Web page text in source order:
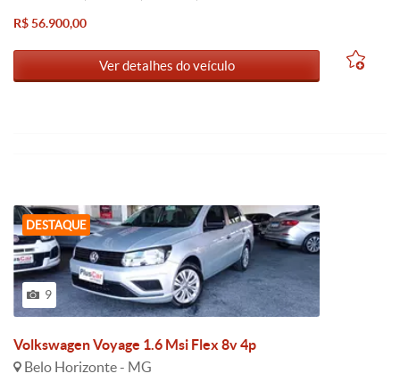
R$ 56.900,00
Ver detalhes do veículo
DESTAQUE
9
Volkswagen Voyage 1.6 Msi Flex 8v 4p
Belo Horizonte - MG